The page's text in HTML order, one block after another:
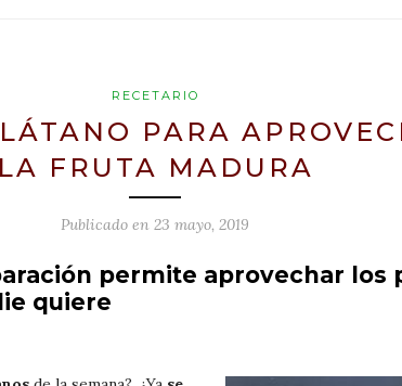
RECETARIO
PARA
LA FRUTA MADURA
Publicado en 23 mayo, 2019
permite aprovechar los
quiere